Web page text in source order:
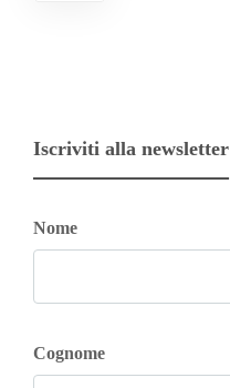
Iscriviti alla newsletter
Nome
Cognome